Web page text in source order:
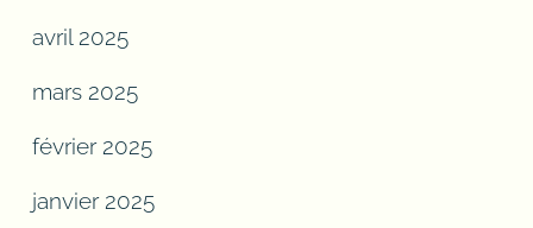
avril 2025
mars 2025
février 2025
janvier 2025